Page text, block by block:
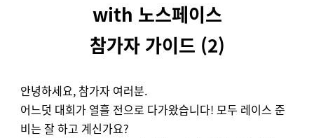
with 노스페이스
참가자 가이드 (2)
안녕하세요, 참가자 여러분.
어느덧 대회가 열흘 전으로 다가왔습니다! 모두 레이스 준
비는 잘 하고 계신가요?